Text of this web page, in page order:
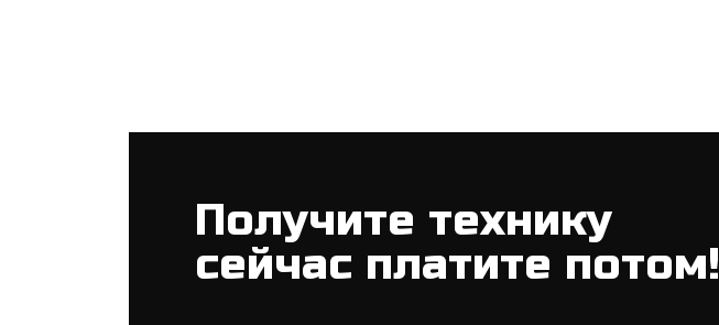
Получите технику
сейчас платите потом!